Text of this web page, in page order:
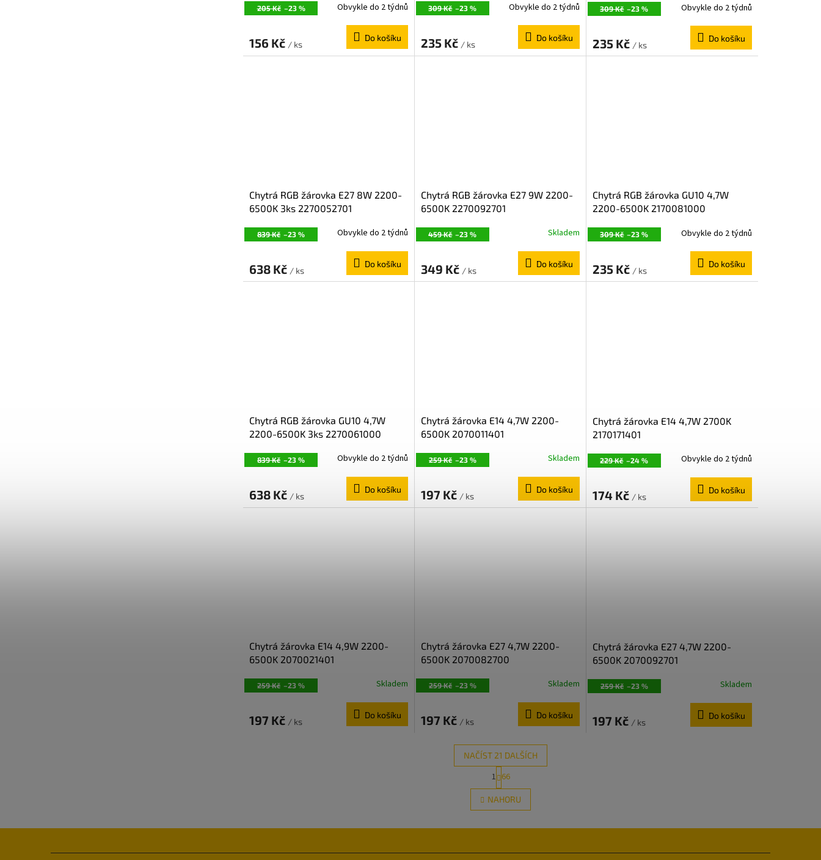
205 Kč –23 % Obvykle do 2 týdnů
156 Kč / ks
Do košíku
309 Kč –23 % Obvykle do 2 týdnů
235 Kč / ks
Do košíku
309 Kč –23 % Obvykle do 2 týdnů
235 Kč / ks
Do košíku
839 Kč –23 %
Chytrá RGB žárovka E27 8W 2200-
6500K 3ks 2270052701
Obvykle do 2 týdnů
638 Kč / ks
Do košíku
459 Kč –23 %
Chytrá RGB žárovka E27 9W 2200-
6500K 2270092701
Skladem
349 Kč / ks
Do košíku
309 Kč –23 %
Chytrá RGB žárovka GU10 4,7W
2200-6500K 2170081000
Obvykle do 2 týdnů
235 Kč / ks
Do košíku
839 Kč –23 %
Chytrá RGB žárovka GU10 4,7W
2200-6500K 3ks 2270061000
Obvykle do 2 týdnů
638 Kč / ks
Do košíku
259 Kč –23 %
Chytrá žárovka E14 4,7W 2200-
6500K 2070011401
Skladem
197 Kč / ks
Do košíku
229 Kč –24 %
Chytrá žárovka E14 4,7W 2700K
2170171401
Obvykle do 2 týdnů
174 Kč / ks
Do košíku
259 Kč –23 %
Chytrá žárovka E14 4,9W 2200-
6500K 2070021401
Skladem
197 Kč / ks
Do košíku
259 Kč –23 %
Chytrá žárovka E27 4,7W 2200-
6500K 2070082700
Skladem
197 Kč / ks
Do košíku
259 Kč –23 %
Chytrá žárovka E27 4,7W 2200-
6500K 2070092701
Skladem
197 Kč / ks
Do košíku
O
v
l
d
c
NAČÍST 21 DALŠÍCH
S
t
r
á
n
á
1 66
NAHORU